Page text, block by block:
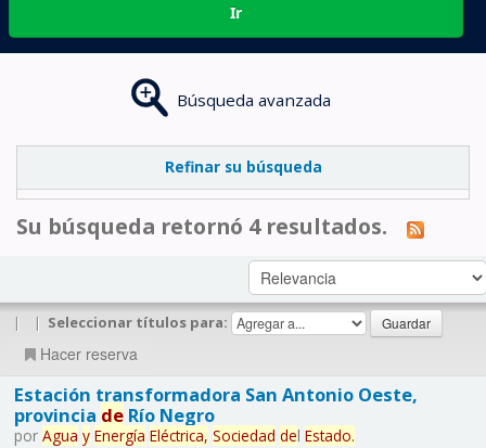
Ir
Búsqueda avanzada
Refinar su búsqueda
Su búsqueda retornó 4 resultados.
| | Seleccionar títulos para:
Hacer reserva
Estación transformadora San Antonio Oeste,
provincia deRío Negro
por Agua y Energía Eléctrica, Sociedad del Estado.